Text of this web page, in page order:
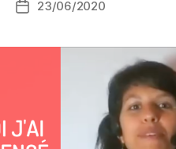
Date23/06/2020